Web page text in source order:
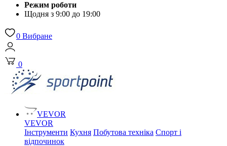
Режим роботи
Щодня з 9:00 до 19:00
0 Вибране
0
VEVOR
VEVOR
Інструменти Кухня Побутова техніка Спорт і
відпочинок